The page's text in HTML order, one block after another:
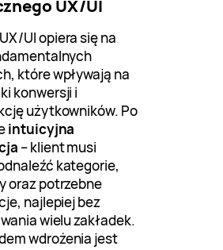
UX/UI
UI opiera się na
które wpływają na
konwersji i
użytkowników. Po
intuicyjna
– klient musi
kategorie,
oraz potrzebne
najlepiej bez
wielu zakładek.
wdrożenia jest